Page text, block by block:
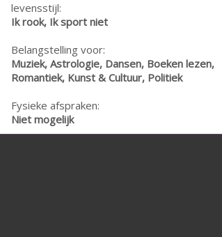
levensstijl:
Ik rook, Ik sport niet
Belangstelling voor:
Muziek, Astrologie, Dansen, Boeken lezen,
Romantiek, Kunst & Cultuur, Politiek
Fysieke afspraken:
Niet mogelijk